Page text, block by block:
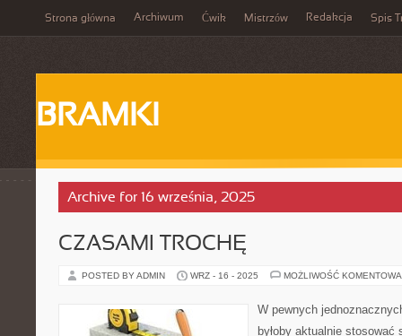
Strona główna Archiwum Ćwik Mistrzów Redakcja Spis
BRAMKI
Archive for 16 września, 2025
CZASAMI TROCHĘ
POSTED BY ADMIN WRZ - 16 - 2025 MOŻLIWOŚĆ
W pewnych
byłoby aktualnie